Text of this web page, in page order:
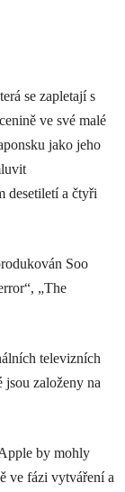
se zapletají s
ve své malé
jako jeho
desetiletí a čtyři
Soo
„The
televizních
jsou založeny na
by mohly
ve fázi vytváření a